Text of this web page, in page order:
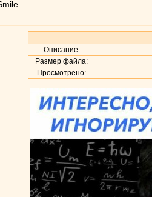
Описание:
Размер файла:
Просмотрено: